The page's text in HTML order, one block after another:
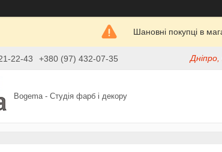
Шановні покупці в
22-43 +380 (97) 432-07-35
Bogema - Студія фарб і декору